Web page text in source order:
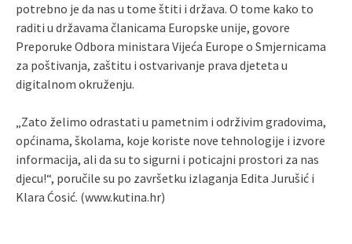
potrebno je da nas u tome štiti i država. O tome kako to
raditi u državama članicama Europske unije, govore
Preporuke Odbora ministara Vijeća Europe o Smjernicama
za poštivanja, zaštitu i ostvarivanje prava djeteta u
digitalnom okruženju.
„Zato želimo odrastati u pametnim i održivim gradovima,
općinama, školama, koje koriste nove tehnologije i izvore
informacija, ali da su to sigurni i poticajni prostori za nas
djecu!“, poručile su po završetku izlaganja Edita Jurušić i
Klara Ćosić. (www.kutina.hr)